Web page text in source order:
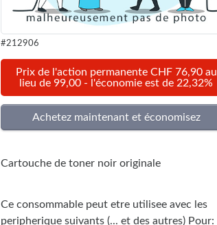
#212906
Prix de l'action permanente CHF 76,90 au
lieu de 99,00 - l'économie est de 22,32%
Cartouche de toner noir originale
Ce consommable peut etre utilisee avec les
peripherique suivants (... et des autres) Pour: